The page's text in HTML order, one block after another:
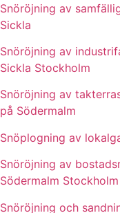
Snöröjning av
Sickla
Snöröjning av
Sickla Stockholm
Snöröjning av
på Södermalm
Snöplogning av
Snöröjning av
Södermalm Stockholm
Snöröjning och